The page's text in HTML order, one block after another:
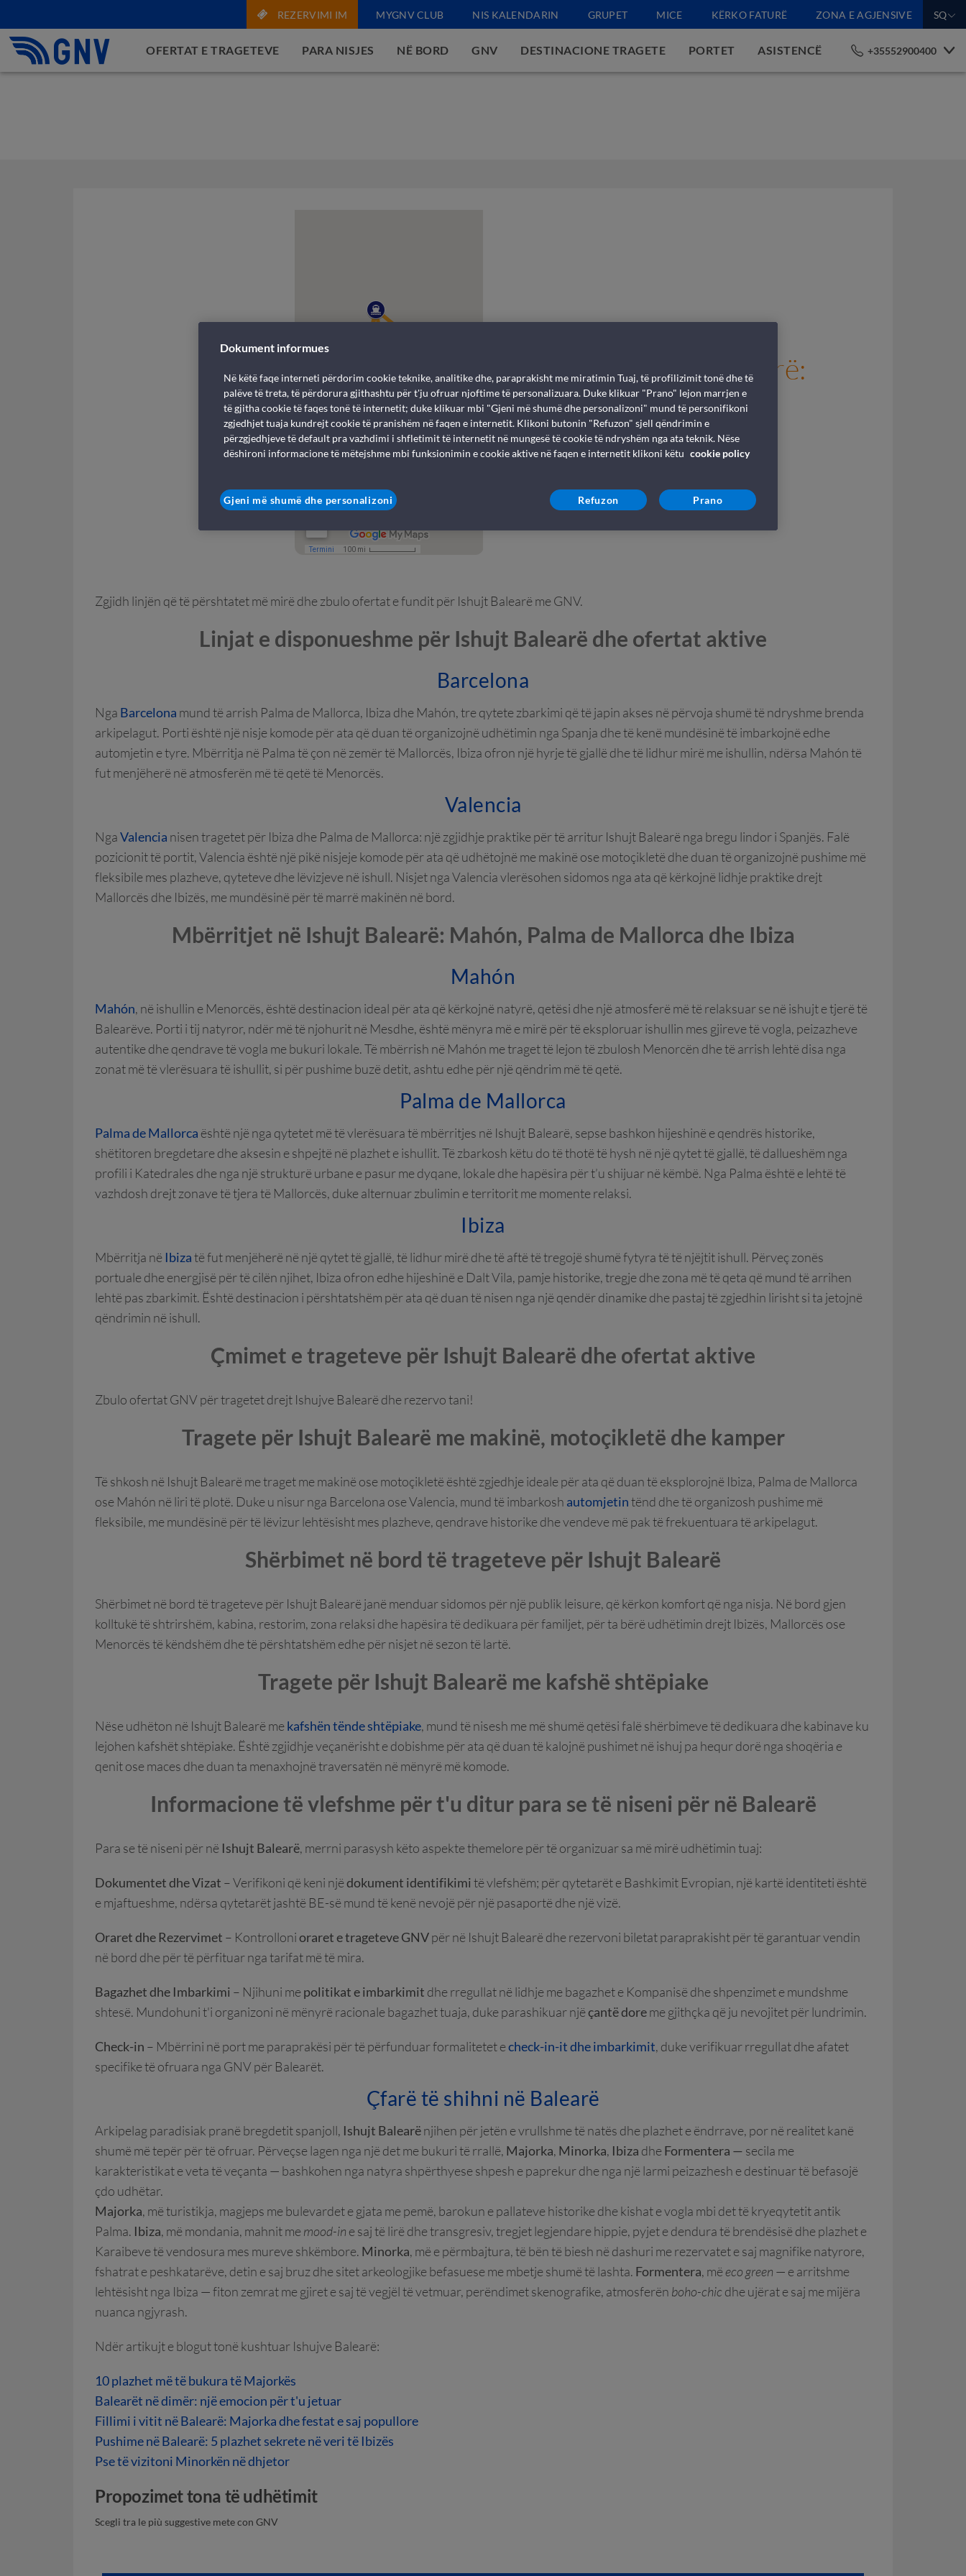
REZERVIMI IM MYGNV CLUB NIS KALENDARIN GRUPET MICE KËRKO FATURË ZONA E AGJENSIVE SQ
OFERTAT E TRAGETEVE PARA NISJES NË BORD GNV DESTINACIONE TRAGETE PORTET ASISTENCË +35552900400
Tragete për Ishujt Balearë:
bileta dhe linja
Zgjidh linjën që të përshtatet më mirë dhe zbulo ofertat e fundit për Ishujt Balearë me GNV.
Linjat e disponueshme për Ishujt Balearë dhe ofertat aktive
Barcelona
Nga Barcelona mund të arrish Palma de Mallorca, Ibiza dhe Mahón, tre qytete zbarkimi që të japin akses në përvoja shumë të ndryshme brenda
arkipelagut. Porti është një nisje komode për ata që duan të organizojnë udhëtimin nga Spanja dhe të kenë mundësinë të imbarkojnë edhe
automjetin e tyre. Mbërritja në Palma të çon në zemër të Mallorcës, Ibiza ofron një hyrje të gjallë dhe të lidhur mirë me ishullin, ndërsa Mahón të
fut menjëherë në atmosferën më të qetë të Menorcës.
Valencia
NgaValencia nisen tragetet për Ibiza dhe Palma de Mallorca: një zgjidhje praktike për të arritur Ishujt Balearë nga bregu lindor i Spanjës. Falë
pozicionit të portit, Valencia është një pikë nisjeje komode për ata që udhëtojnë me makinë ose motoçikletë dhe duan të organizojnë pushime më
fleksibile mes plazheve, qyteteve dhe lëvizjeve në ishull. Nisjet nga Valencia vlerësohen sidomos nga ata që kërkojnë lidhje praktike drejt
Mallorcës dhe Ibizës, me mundësinë për të marrë makinën në bord.
Mbërritjet në Ishujt Balearë: Mahón, Palma de Mallorca dhe Ibiza
Mahón
Mahón, në ishullin e Menorcës, është destinacion ideal për ata që kërkojnë natyrë, qetësi dhe një atmosferë më të relaksuar se në ishujt e tjerë të
Balearëve. Porti i tij natyror, ndër më të njohurit në Mesdhe, është mënyra më e mirë për të eksploruar ishullin mes gjireve të vogla, peizazheve
autentike dhe qendrave të vogla me bukuri lokale. Të mbërrish në Mahón me traget të lejon të zbulosh Menorcën dhe të arrish lehtë disa nga
zonat më të vlerësuara të ishullit, si për pushime buzë detit, ashtu edhe për një qëndrim më të qetë.
Palma de Mallorca
Palma de Mallorca është një nga qytetet më të vlerësuara të mbërritjes në Ishujt Balearë, sepse bashkon hijeshinë e qendrës historike,
shëtitoren bregdetare dhe aksesin e shpejtë në plazhet e ishullit. Të zbarkosh këtu do të thotë të hysh në një qytet të gjallë, të dallueshëm nga
profili i Katedrales dhe nga një strukturë urbane e pasur me dyqane, lokale dhe hapësira për t’u shijuar në këmbë. Nga Palma është e lehtë të
vazhdosh drejt zonave të tjera të Mallorcës, duke alternuar zbulimin e territorit me momente relaksi.
Ibiza
Mbërritja në Ibizatë fut menjëherë në një qytet të gjallë, të lidhur mirë dhe të aftë të tregojë shumë fytyra të të njëjtit ishull. Përveç zonës
portuale dhe energjisë për të cilën njihet, Ibiza ofron edhe hijeshinë e Dalt Vila, pamje historike, tregje dhe zona më të qeta që mund të arrihen
lehtë pas zbarkimit. Është destinacion i përshtatshëm për ata që duan të nisen nga një qendër dinamike dhe pastaj të zgjedhin lirisht si ta jetojnë
qëndrimin në ishull.
Çmimet e trageteve për Ishujt Balearë dhe ofertat aktive
Zbulo ofertat GNV për tragetet drejt Ishujve Balearë dhe rezervo tani!
Tragete për Ishujt Balearë me makinë, motoçikletë dhe kamper
Të shkosh në Ishujt Balearë me traget me makinë ose motoçikletë është zgjedhje ideale për ata që duan të eksplorojnë Ibiza, Palma de Mallorca
ose Mahón në liri të plotë. Duke u nisur nga Barcelona ose Valencia, mund të imbarkosh automjetintënd dhe të organizosh pushime më
fleksibile, me mundësinë për të lëvizur lehtësisht mes plazheve, qendrave historike dhe vendeve më pak të frekuentuara të arkipelagut.
Shërbimet në bord të trageteve për Ishujt Balearë
Shërbimet në bord të trageteve për Ishujt Balearë janë menduar sidomos për një publik leisure, që kërkon komfort që nga nisja. Në bord gjen
kolltukë të shtrirshëm, kabina, restorim, zona relaksi dhe hapësira të dedikuara për familjet, për ta bërë udhëtimin drejt Ibizës, Mallorcës ose
Menorcës të këndshëm dhe të përshtatshëm edhe për nisjet në sezon të lartë.
Tragete për Ishujt Balearë me kafshë shtëpiake
Nëse udhëton në Ishujt Balearë mekafshën tënde shtëpiake, mund të nisesh me më shumë qetësi falë shërbimeve të dedikuara dhe kabinave ku
lejohen kafshët shtëpiake. Është zgjidhje veçanërisht e dobishme për ata që duan të kalojnë pushimet në ishuj pa hequr dorë nga shoqëria e
qenit ose maces dhe duan ta menaxhojnë traversatën në mënyrë më komode.
Informacione të vlefshme për t'u ditur para se të niseni për në Balearë
Para se të niseni për në Ishujt Balearë, merrni parasysh këto aspekte themelore për të organizuar sa më mirë udhëtimin tuaj:
Dokumentet dhe Vizat – Verifikoni që keni njëdokument identifikimitë vlefshëm; për qytetarët e Bashkimit Evropian, një kartë identiteti është
e mjaftueshme, ndërsa qytetarët jashtë BE-së mund të kenë nevojë për një pasaportë dhe një vizë.
Oraret dhe Rezervimet – Kontrollonioraret e trageteve GNVpër në Ishujt Balearë dhe rezervoni biletat paraprakisht për të garantuar vendin
në bord dhe për të përfituar nga tarifat më të mira.
Bagazhet dhe Imbarkimi – Njihuni mepolitikat e imbarkimit dhe rregullat në lidhje me bagazhet e Kompanisë dhe shpenzimet e mundshme
shtesë. Mundohuni t'i organizoni në mënyrë racionale bagazhet tuaja, duke parashikuar njëçantë doreme gjithçka që ju nevojitet për lundrimin.
Check-in – Mbërrini në port me paraprakësi për të përfunduar formalitetet echeck-in-it dhe imbarkimit, duke verifikuar rregullat dhe afatet
specifike të ofruara nga GNV për Balearët.
Çfarë të shihni në Balearë
Arkipelag paradisiak pranë bregdetit spanjoll, Ishujt Balearënjihen për jetën e vrullshme të natës dhe plazhet e ëndrrave, por në realitet kanë
shumë më tepër për të ofruar. Përveçse lagen nga një det me bukuri të rrallë, Majorka, Minorka, Ibiza dheFormentera — secila me
karakteristikat e veta të veçanta — bashkohen nga natyra shpërthyese shpesh e paprekur dhe nga një larmi peizazhesh e destinuar të befasojë
çdo udhëtar.
Majorka, më turistikja, magjeps me bulevardet e gjata me pemë, barokun e pallateve historike dhe kishat e vogla mbi det të kryeqytetit antik
Palma. Ibiza, më mondania, mahnit memood-in e saj të lirë dhe transgresiv, tregjet legjendare hippie, pyjet e dendura të brendësisë dhe plazhet e
Karaibeve të vendosura mes mureve shkëmbore. Minorka, më e përmbajtura, të bën të biesh në dashuri me rezervatet e saj magnifike natyrore,
fshatrat e peshkatarëve, detin e saj bruz dhe sitet arkeologjike befasuese me mbetje shumë të lashta. Formentera, mëeco green — e arritshme
lehtësisht nga Ibiza — fiton zemrat me gjiret e saj të vegjël të vetmuar, perëndimet skenografike, atmosferën boho-chicdhe ujërat e saj me mijëra
nuanca ngjyrash.
Ndër artikujt e blogut tonë kushtuar Ishujve Balearë:
10 plazhet më të bukura të Majorkës
Balearët në dimër: një emocion për t'u jetuar
Fillimi i vitit në Balearë: Majorka dhe festat e saj popullore
Pushime në Balearë: 5 plazhet sekrete në veri të Ibizës
Pse të vizitoni Minorkën në dhjetor
Propozimet tona të udhëtimit
Scegli tra le più suggestive mete con GNV
Dokument informues
Në këtë faqe interneti përdorim cookie teknike, analitike dhe, paraprakisht me miratimin Tuaj, të profilizimit tonë dhe të
palëve të treta, të përdorura gjithashtu për t'ju ofruar njoftime të personalizuara. Duke klikuar "Prano" lejon marrjen e
të gjitha cookie të faqes tonë të internetit; duke klikuar mbi "Gjeni më shumë dhe personalizoni" mund të personifikoni
zgjedhjet tuaja kundrejt cookie të pranishëm në faqen e internetit. Klikoni butonin "Refuzon" sjell qëndrimin e
përzgjedhjeve të default pra vazhdimi i shfletimit të internetit në mungesë të cookie të ndryshëm nga ata teknik. Nëse
dëshironi informacione të mëtejshme mbi funksionimin e cookie aktive në faqen e internetit klikoni këtu cookie policy
Gjeni më shumë dhe personalizoni Refuzon Prano